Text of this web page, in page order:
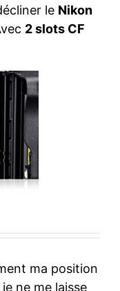
le Nikon
2 slots CF
ma position
ne me laisse